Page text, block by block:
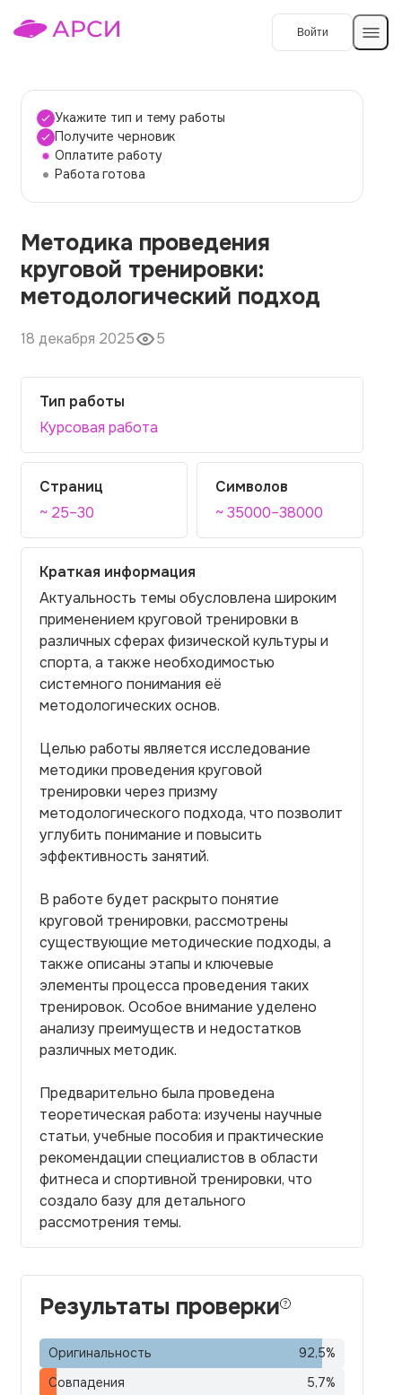
Войти
Темы работ
О сервисе
О компании
Наши гарантии
Вопросы и ответы
Контакты
Укажите тип и тему работы
Получите черновик
Оплатите работу
Работа готова
Методика проведения
круговой тренировки:
методологический подход
18 декабря 2025 5
Тип работы
Курсовая работа
Страниц
~ 25–30
Символов
~ 35000–38000
Краткая информация
Актуальность темы обусловлена широким
применением круговой тренировки в
различных сферах физической культуры и
спорта, а также необходимостью
системного понимания её
методологических основ.
Целью работы является исследование
методики проведения круговой
тренировки через призму
методологического подхода, что позволит
углубить понимание и повысить
эффективность занятий.
В работе будет раскрыто понятие
круговой тренировки, рассмотрены
существующие методические подходы, а
также описаны этапы и ключевые
элементы процесса проведения таких
тренировок. Особое внимание уделено
анализу преимуществ и недостатков
различных методик.
Предварительно была проведена
теоретическая работа: изучены научные
статьи, учебные пособия и практические
рекомендации специалистов в области
фитнеса и спортивной тренировки, что
создало базу для детального
рассмотрения темы.
Результаты проверки
Оригинальность 92,5%
Совпадения
5,7%